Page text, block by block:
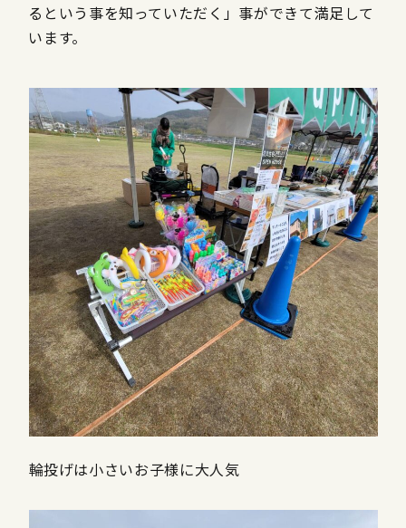
るという事を知っていただく」事ができて満足して
います。
輪投げは小さいお子様に大人気